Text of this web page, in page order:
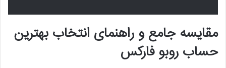
مقایسه جامع و راهنمای انتخاب بهترین
حساب روبو فارکس